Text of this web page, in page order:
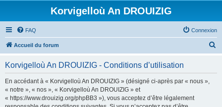
Korvigelloù An DROUIZIG
FAQ Connexion
Accueil du forum
Korvigelloù An DROUIZIG - Conditions d’utilisation
En accédant à « Korvigelloù An DROUIZIG » (désigné ci-après par « nous »,
« notre », « nos », « Korvigelloù An DROUIZIG » et
« https://www.drouizig.org/phpBB3 »), vous acceptez d’être légalement